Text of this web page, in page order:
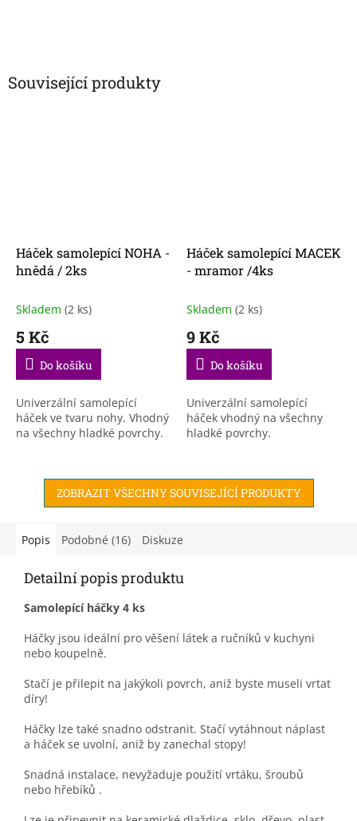
Související produkty
Háček samolepící NOHA -
hnědá / 2ks
Skladem (2 ks)
5 Kč
Do košíku
Univerzální samolepící
háček ve tvaru nohy. Vhodný
na všechny hladké povrchy.
Háček samolepící MACEK
- mramor /4ks
Skladem (2 ks)
9 Kč
Do košíku
Univerzální samolepící
háček vhodný na všechny
hladké povrchy.
ZOBRAZIT VŠECHNY SOUVISEJÍCÍ PRODUKTY
Popis Podobné (16) Diskuze
Detailní popis produktu
Samolepící háčky 4 ks
Háčky jsou ideální pro věšení látek a ručníků v kuchyni
nebo koupelně.
Stačí je přilepit na jakýkoli povrch, aniž byste museli vrtat
díry!
Háčky lze také snadno odstranit. Stačí vytáhnout náplast
a háček se uvolní, aniž by zanechal stopy!
Snadná instalace, nevyžaduje použití vrtáku, šroubů
nebo hřebíků .